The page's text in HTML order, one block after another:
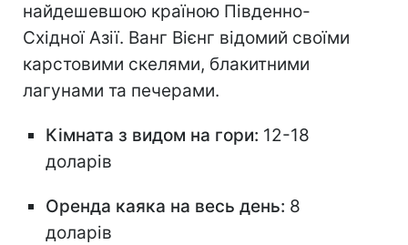
найдешевшою країною Південно-
Східної Азії. Ванг Вієнг відомий своїми
карстовими скелями, блакитними
лагунами та печерами.
Кімната з видом на гори: 12-18
доларів
Оренда каяка на весь день: 8
доларів